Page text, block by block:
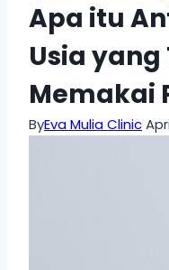
Apa itu
Usia
Memakai
ByEva Mulia Clinic